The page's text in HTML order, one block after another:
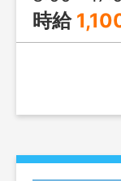
時給